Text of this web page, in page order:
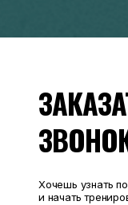
Хочешь узнать
и начать